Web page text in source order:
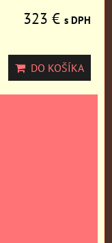
323 € s DPH
DO KOŠÍKA